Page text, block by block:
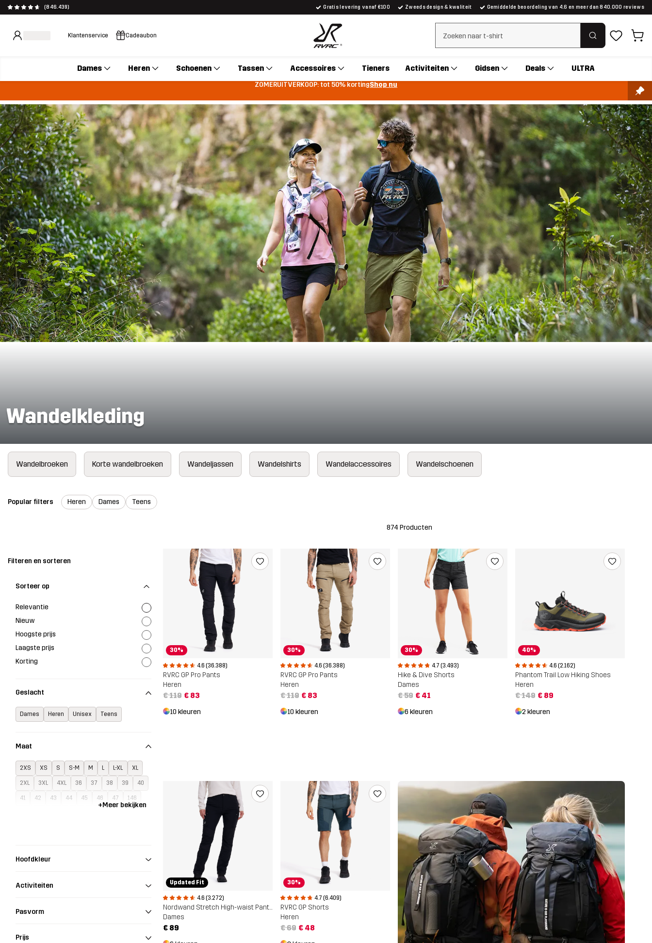
(846.439) Gratis levering vanaf €100 Zweeds design & kwaliteit Gemiddelde beoordeling van 4.6 en meer dan 840.000 reviews
Klantenservice Cadeaubon Zoeken wissen
Dames Heren Schoenen Tassen Accessoires Tieners Activiteiten Gidsen Deals ULTRA
ZOMERUITVERKOOP: tot 50% kortingShop nu
Wandelkleding
Wandelbroeken Korte wandelbroeken Wandeljassen Wandelshirts Wandelaccessoires Wandelschoenen
Popular filters Heren Dames Teens
874 Producten
Filteren en sorteren
Sorteer op
Relevantie
Nieuw
Hoogste prijs
Laagste prijs
Korting
Geslacht
Dames Heren Unisex Teens
Maat
2XS XS S S-M M L L-XL XL
2XL 3XL 4XL 36 37 38 39 40
41 42 43 44 45 46 47 146
+Meer bekijken
Hoofdkleur
Activiteiten
Pasvorm
Prijs
30%
4.6 (36.388)
RVRC GP Pro Pants
Heren
€ 119 € 83
10 kleuren
30%
4.6 (36.388)
RVRC GP Pro Pants
Heren
€ 119 € 83
10 kleuren
30%
4.7 (3.493)
Hike & Dive Shorts
Dames
€ 59 € 41
6 kleuren
40%
4.6 (2.162)
Phantom Trail Low Hiking Shoes
Heren
€ 149 € 89
2 kleuren
Updated Fit
4.6 (3.272)
Nordwand Stretch High-waist Pants
Dames
€ 89
30%
4.7 (6.409)
RVRC GP Shorts
Heren
€ 69 € 48